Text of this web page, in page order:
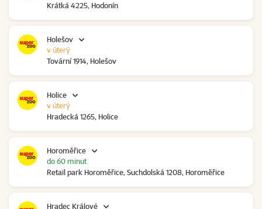
Krátká 4225, Hodonín
Holešov
Tovární 1914, Holešov
v úterý
Holice
Hradecká 1265, Holice
v úterý
Horoměřice
Retail park Horoměřice, Suchdolská 1208, Horoměřice
do 60 minut
Hradec Králové